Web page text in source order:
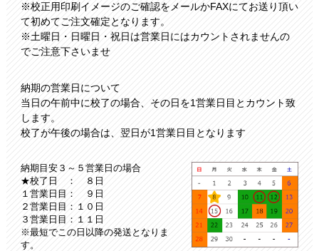
※校正用印刷イメージのご確認をメールかFAXにてお送り頂い
て初めてご注文確定となります。
※土曜日・日曜日・祝日は営業日にはカウントされませんの
でご注意下さいませ
納期の営業日について
当日の午前中に校了の場合、その日を1営業日目とカウント致
します。
校了が午後の場合は、翌日が1営業日目となります
納期目安３～５営業日の場合
★校了日 ： ８日
１営業日目： ９日
２営業日目：１０日
３営業日目：１１日
※最短でこの日以降の発送となりま
す。